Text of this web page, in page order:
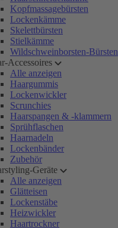
Kopfmassagebürsten
Lockenkämme
Skelettbürsten
Stielkämme
Wildschweinborsten-Bürsten
Accessoires
Alle anzeigen
Haargummis
Lockenwickler
Scrunchies
Haarspangen & -klammern
Sprühflaschen
Haarnadeln
Lockenbänder
Zubehör
Geräte
Alle anzeigen
Glätteisen
Lockenstäbe
Heizwickler
Haartrockner